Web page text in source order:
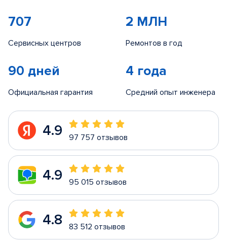
707
Сервисных центров
2 МЛН
Ремонтов в год
90 дней
Официальная гарантия
4 года
Средний опыт инженера
4.9 97 757 отзывов
4.9 95 015 отзывов
4.8 83 512 отзывов